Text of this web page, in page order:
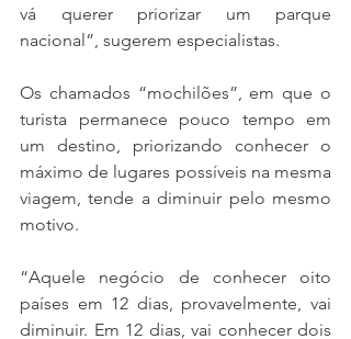
vá querer priorizar um parque
nacional”, sugerem especialistas.
Os chamados “mochilões”, em que o
turista permanece pouco tempo em
um destino, priorizando conhecer o
máximo de lugares possíveis na mesma
viagem, tende a diminuir pelo mesmo
motivo.
“Aquele negócio de conhecer oito
países em 12 dias, provavelmente, vai
diminuir. Em 12 dias, vai conhecer dois